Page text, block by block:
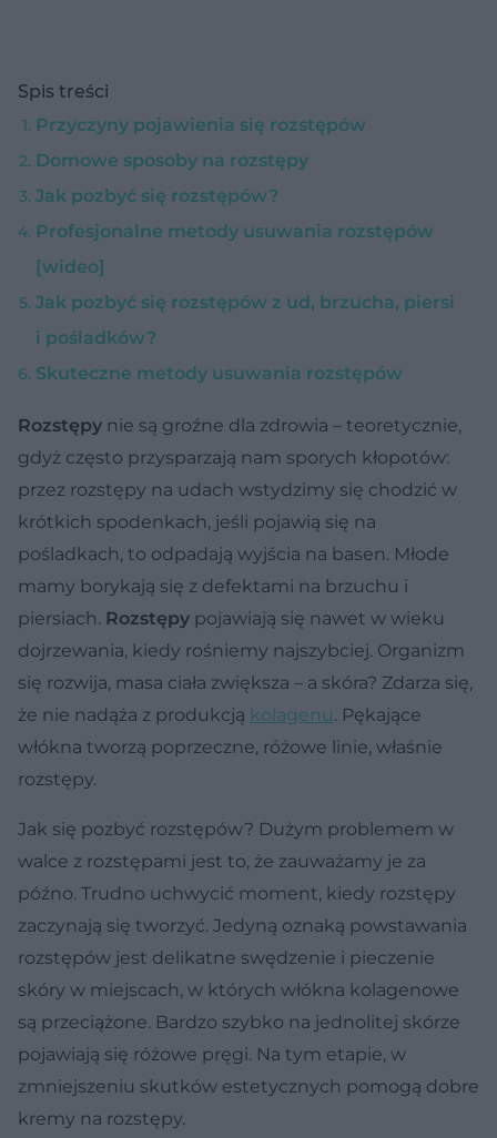
Spis treści
Przyczyny pojawienia się rozstępów
Domowe sposoby na rozstępy
Jak pozbyć się rozstępów?
Profesjonalne metody usuwania rozstępów
[wideo]
Jak pozbyć się rozstępów z ud, brzucha, piersi
i pośladków?
Skuteczne metody usuwania rozstępów
Rozstępy nie są groźne dla zdrowia – teoretycznie,
gdyż często przysparzają nam sporych kłopotów:
przez rozstępy na udach wstydzimy się chodzić w
krótkich spodenkach, jeśli pojawią się na
pośladkach, to odpadają wyjścia na basen. Młode
mamy borykają się z defektami na brzuchu i
piersiach. Rozstępy pojawiają się nawet w wieku
dojrzewania, kiedy rośniemy najszybciej. Organizm
się rozwija, masa ciała zwiększa – a skóra? Zdarza się,
że nie nadąża z produkcją kolagenu. Pękające
włókna tworzą poprzeczne, różowe linie, właśnie
rozstępy.
Jak się pozbyć rozstępów? Dużym problemem w
walce z rozstępami jest to, że zauważamy je za
późno. Trudno uchwycić moment, kiedy rozstępy
zaczynają się tworzyć. Jedyną oznaką powstawania
rozstępów jest delikatne swędzenie i pieczenie
skóry w miejscach, w których włókna kolagenowe
są przeciążone. Bardzo szybko na jednolitej skórze
pojawiają się różowe pręgi. Na tym etapie, w
zmniejszeniu skutków estetycznych pomogą dobre
kremy na rozstępy.